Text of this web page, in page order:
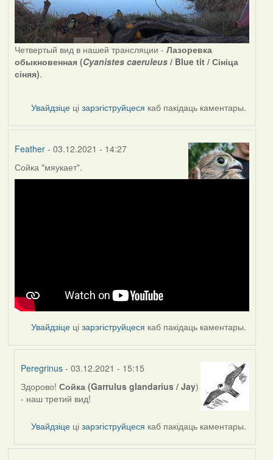
Четвертый вид в нашей трансляции - Лазоревка
обыкновенная (Cyanistes caeruleus/ Blue tit / Сініца
сіняя).
Увайдзіце цізарэгіструйцеся каб пакідаць каментары.
Feather- 03.12.2021 - 14:27
Сойка "мяукает".
Увайдзіце цізарэгіструйцеся каб пакідаць каментары.
Peregrinus - 03.12.2021 - 15:15
In
reply
Здорово!Сойка (Garrulus glandarius / Jay)
- наш третий вид!
Увайдзіце цізарэгіструйцеся каб пакідаць каментары.